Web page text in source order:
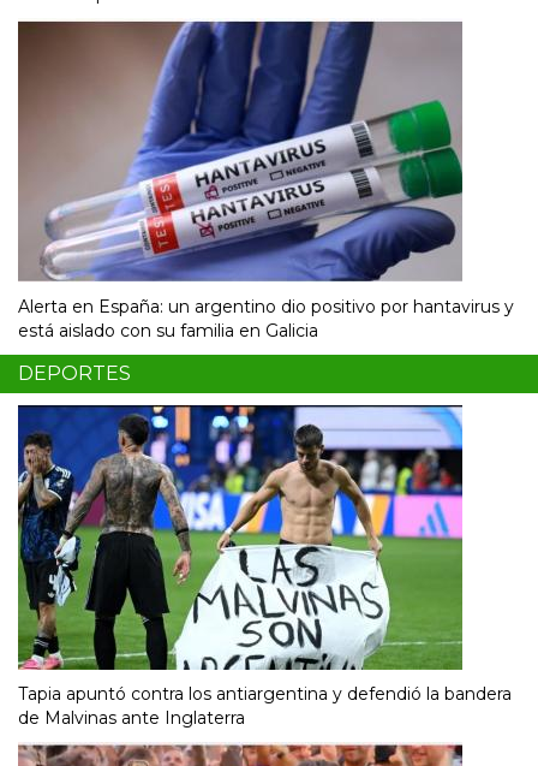
Alerta en España: un argentino dio positivo por hantavirus y
está aislado con su familia en Galicia
DEPORTES
Tapia apuntó contra los antiargentina y defendió la bandera
de Malvinas ante Inglaterra